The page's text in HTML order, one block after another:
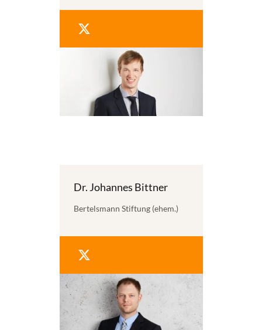
Dr. Johannes Bittner
Bertelsmann Stiftung (ehem.)